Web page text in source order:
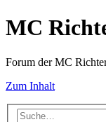
MC
Forum der MC
Zum Inhalt